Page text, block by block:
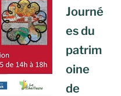
Journé
es du
patrim
oine
de